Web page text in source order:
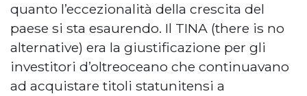
quanto l’eccezionalità della crescita del
paese si sta esaurendo. Il TINA (there is no
alternative) era la giustificazione per gli
investitori d’oltreoceano che continuavano
ad acquistare titoli statunitensi a